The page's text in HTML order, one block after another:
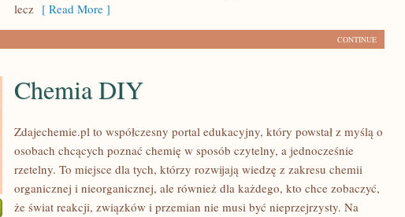
lecz [ Read More ]
CONTINUE
Chemia DIY
Zdajechemie.pl to współczesny portal edukacyjny, który powstał z myślą o
osobach chcących poznać chemię w sposób czytelny, a jednocześnie
rzetelny. To miejsce dla tych, którzy rozwijają wiedzę z zakresu chemii
organicznej i nieorganicznej, ale również dla każdego, kto chce zobaczyć,
że świat reakcji, związków i przemian nie musi być nieprzejrzysty. Na